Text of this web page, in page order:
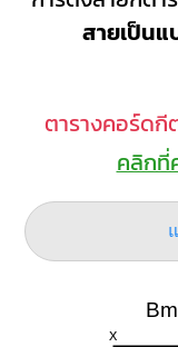
สายเป็นแ
ตารางคอร์ดกี
คลิกที่
Bm
X